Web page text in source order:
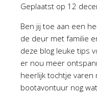
Geplaatst op 12
Ben jij toe aan een
de deur met familie
deze blog leuke tips
er nou meer
heerlijk tochtje
bootavontuur nog